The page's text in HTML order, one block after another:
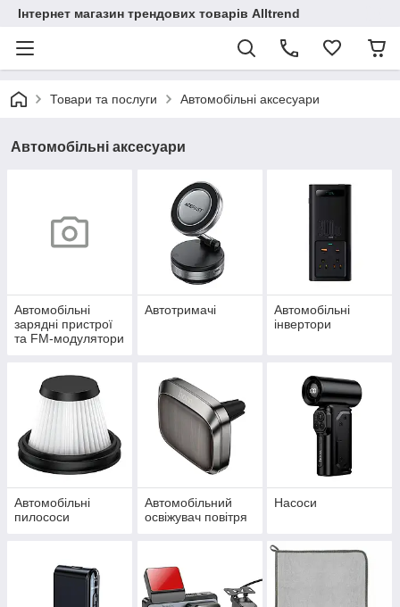
Інтернет магазин трендових товарів Alltrend
Товари та послуги Автомобільні аксесуари
Автомобільні аксесуари
Автомобільні
зарядні пристрої
та FM-модулятори
Автотримачі
Автомобільні
інвертори
Автомобільні
пилососи
Автомобільний
освіжувач повітря
Насоси